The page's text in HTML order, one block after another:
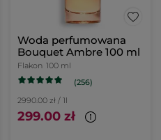
Woda perfumowana
Bouquet Ambre 100 ml
Flakon 100 ml
(256)
2990.00 zł / 1l
299.00 zł